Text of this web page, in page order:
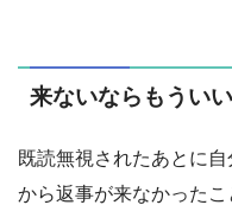
来ないならもうい
既読無視されたあとに
から返事が来なかった